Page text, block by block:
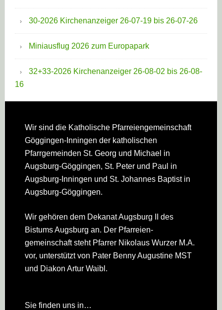
30-2026 Kirchenanzeiger 26-07-19 bis 26-07-26
Miniausflug 2026 zum Europapark
32+33-2026 Kirchenanzeiger 26-08-02 bis 26-08-
16
Footer
Wir sind die Katholische Pfarreien­gemeinschaft
Göggingen-Inningen der katholischen
Pfarrgemeinden St. Georg und Michael in
Augsburg-Göggingen, St. Peter und Paul in
Augsburg-Inningen und St. Johannes Baptist in
Augsburg-Göggingen.
Wir gehören dem Dekanat Augsburg II des
Bistums Augsburg an. Der Pfarreien­
gemeinschaft steht Pfarrer Nikolaus Wurzer M.A.
vor, unterstützt von Pater Benny Augustine MST
und Diakon Artur Waibl.
Sie finden uns in…